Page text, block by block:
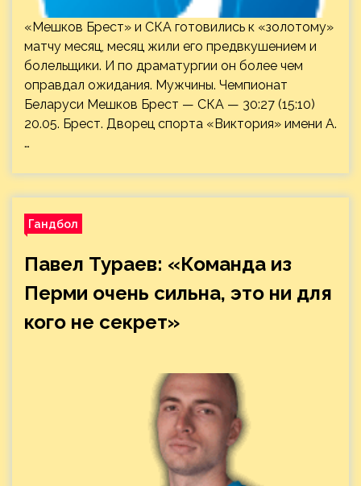
«Мешков Брест» и СКА готовились к «золотому»
матчу месяц, месяц жили его предвкушением и
болельщики. И по драматургии он более чем
оправдал ожидания. Мужчины. Чемпионат
Беларуси Мешков Брест — СКА — 30:27 (15:10)
20.05. Брест. Дворец спорта «Виктория» имени А.
…
Гандбол
Павел Тураев: «Команда из
Перми очень сильна, это ни для
кого не секрет»